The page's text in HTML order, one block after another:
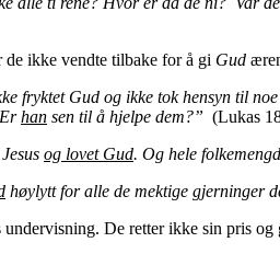
ikke vendte tilbake for å gi Gud
fryktet Gud og ikke tok hensyn til
han sen til å hjelpe dem?” (Lukas
og lovet Gud. Og hele
høylytt for alle de mektige gjerninger
De retter ikke sin pris og